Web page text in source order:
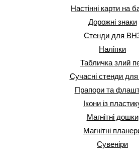
Настінні карти на
Дорожні знаки
Стенди для
Наліпки
Табличка злий
Сучасні стенди
Прапори та
Ікони із
Магнітні дошки
Магнітні
Сувеніри